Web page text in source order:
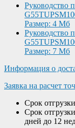
Руководство
Размер: 4 Мб
Руководство
Размер: 7 Мб
Информация о
Заявка на расчет
Срок
Срок
дней до 12